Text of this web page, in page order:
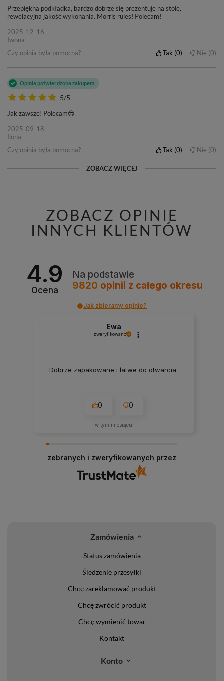
Przepiękna podkładka, bardzo dobrze się prezentuje na stole,
rewelacyjna jakość wykonania. Morris rules! Polecam!
2025-12-16
Iwona
Czy opinia była pomocna?
Tak 0 Nie 0
5/5
Opinia potwierdzona zakupem
Jak zawsze! Polecam😎
2025-09-18
Ilona
Czy opinia była pomocna?
Tak 0 Nie 0
ZOBACZ WIĘCEJ
ZOBACZ OPINIE
INNYCH KLIENTÓW
4.9
Ocena
Na podstawie
9820 opinii z całego okresu
Jak zbieramy opinie?
Ewa
zweryfikowano
Dobrze zapakowane i łatwe do otwarcia.
0 0
w tym miesiącu
zebranych i zweryfikowanych przez
Zamówienia
Status zamówienia
Śledzenie przesyłki
Chcę zareklamować produkt
Chcę zwrócić produkt
Chcę wymienić towar
Kontakt
Konto